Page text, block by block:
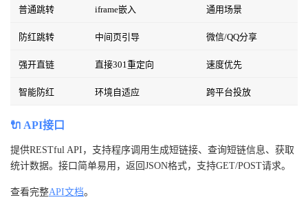
普通跳转 iframe嵌入 通用场景
防红跳转 中间页引导 微信/QQ分享
强开直链 直接301重定向 速度优先
智能防红 环境自适应 跨平台投放
🔌 API接口
提供RESTful API，支持程序调用生成短链接、查询短链信息、获取
统计数据。接口简单易用，返回JSON格式，支持GET/POST请求。
查看完整API文档。